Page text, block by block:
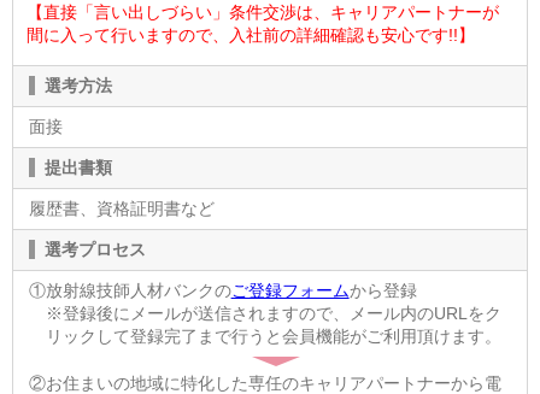
【直接「言い出しづらい」条件交渉は、キャリアパートナーが
間に入って行いますので、入社前の詳細確認も安心です!!】
選考方法
面接
提出書類
履歴書、資格証明書など
選考プロセス
①放射線技師人材バンクのご登録フォームから登録
※登録後にメールが送信されますので、メール内のURLをク
リックして登録完了まで行うと会員機能がご利用頂けます。
②お住まいの地域に特化した専任のキャリアパートナーから電